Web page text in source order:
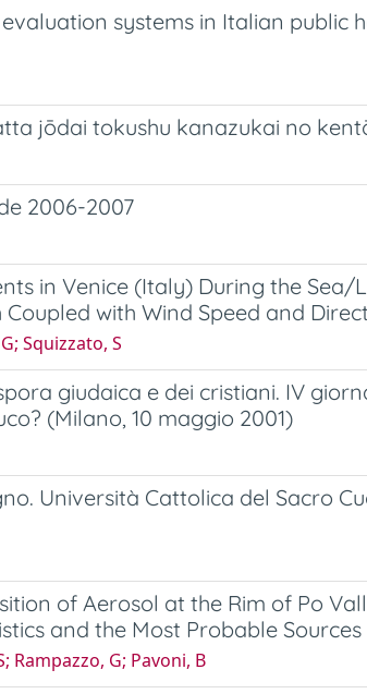
systems in Italian public
jōdai tokushu kanazukai no
2006-2007
in Venice (Italy) During the Sea/
with Wind Speed and
Squizzato, S
giudaica e dei cristiani. IV
(Milano, 10 maggio 2001)
Università Cattolica del Sacro
of Aerosol at the Rim of Po
and the Most Probable Sources
Rampazzo, G; Pavoni, B